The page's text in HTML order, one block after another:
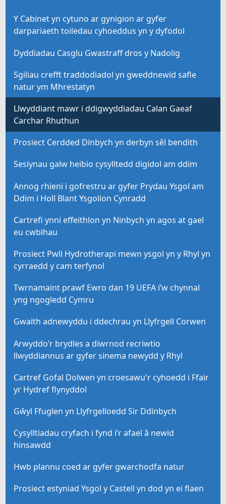
Y Cabinet yn cytuno ar gynigion ar gyfer
darpariaeth toiledau cyhoeddus yn y dyfodol
Dyddiadau Casglu Gwastraff dros y Nadolig
Sgiliau crefft traddodiadol yn gweddnewid safle
natur ym Mhrestatyn
Llwyddiant mawr i ddigwyddiadau Calan Gaeaf
Carchar Rhuthun
Prosiect Cerdded Dinbych yn derbyn sêl bendith
Sesiynau galw heibio cysylltedd digidol am ddim
Annog rhieni i gofrestru ar gyfer Prydau Ysgol am
Ddim i Holl Blant Ysgolion Cynradd
Cartrefi ynni effeithlon yn Ninbych yn agos at gael
eu cwblhau
Prosiect Pwll Hydrotherapi mewn ysgol yn y Rhyl yn
cyrraedd y cam terfynol
Twrnamaint prawf Ewro dan 19 UEFA i’w chynnal
yng ngogledd Cymru
Gwaith adnewyddu i ddechrau yn Llyfrgell Corwen
Arwyddo’r brydles a diwrnod recriwtio
llwyddiannus ar gyfer sinema newydd y Rhyl
Cartref Gofal Dolwen yn croesawu'r cyhoedd i Ffair
yr Hydref flynyddol
Gŵyl Ffuglen yn Llyfrgelloedd Sir Ddinbych
Cysylltiadau cryfach i fynd i’r afael â newid
hinsawdd
Hwb plannu coed ar gyfer gwarchodfa natur
Prosiect estyniad Ysgol y Castell yn dod yn ei flaen